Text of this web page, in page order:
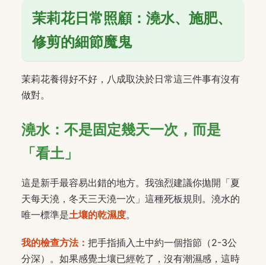
茉莉花日常照顧：澆水、施肥、
修剪的細節魔鬼
茉莉花養得好不好，八成取決於日常這三件事有沒有
做對。
澆水：不是固定幾天一次，而是
「看土」
這是新手最容易出錯的地方。我強烈建議你拋開「夏
天每天澆，冬天三天澆一次」這種死板規則。澆水的
唯一標準是土壤的乾濕度。
我的檢查方法： 把手指插入土中約一個指節（2-3公
分深）。如果感覺土壤已經乾了，沒有潮濕感，這時